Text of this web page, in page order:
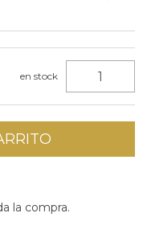
en stock
la compra.